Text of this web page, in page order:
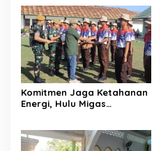
Komitmen Jaga Ketahanan
Energi, Hulu Migas
Bela Negara Angkatan IV
Tahun 2026